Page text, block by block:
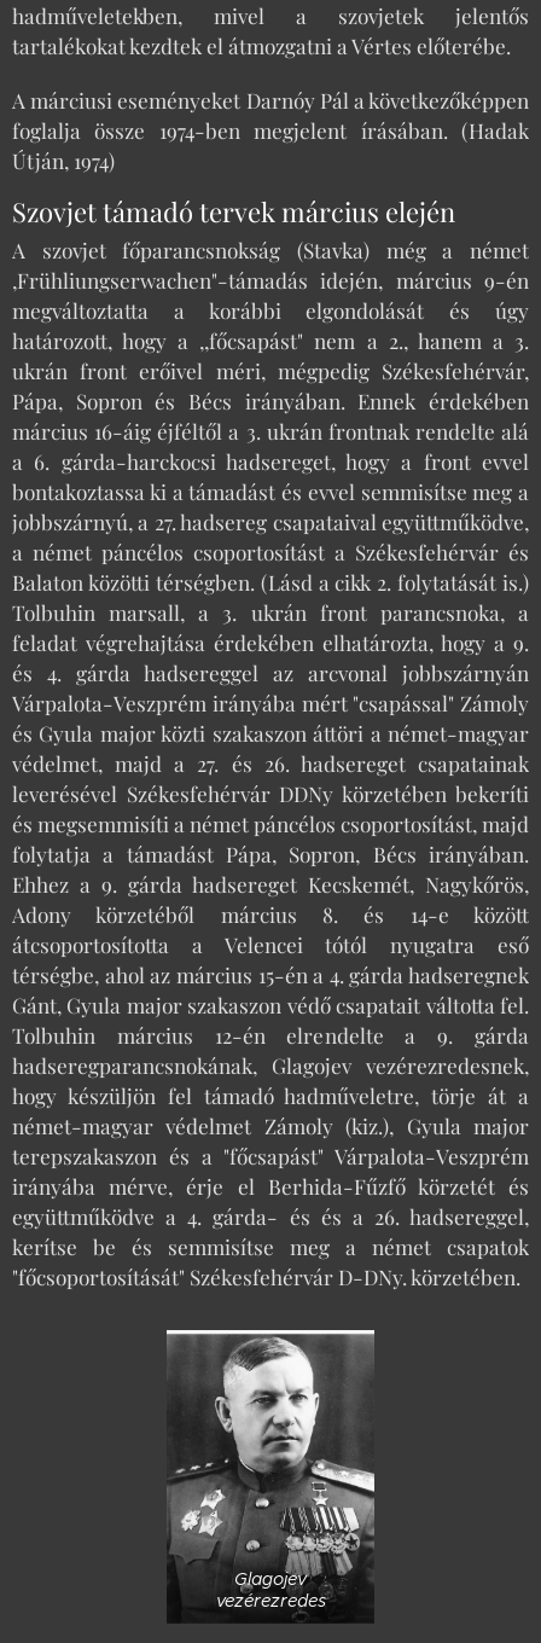
hadműveletekben, mivel a szovjetek jelentős
tartalékokat kezdtek el átmozgatni a Vértes előterébe.
A márciusi eseményeket Darnóy Pál a következőképpen
foglalja össze 1974-ben megjelent írásában. (Hadak
Útján, 1974)
Szovjet támadó tervek március elején
A szovjet főparancsnokság (Stavka) még a német
,Frühliungserwachen"-támadás idején, március 9-én
megváltoztatta a korábbi elgondolását és úgy
határozott, hogy a ,,főcsapást" nem a 2., hanem a 3.
ukrán front erőivel méri, mégpedig Székesfehérvár,
Pápa, Sopron és Bécs irányában. Ennek érdekében
március 16-áig éjféltől a 3. ukrán frontnak rendelte alá
a 6. gárda-harckocsi hadsereget, hogy a front evvel
bontakoztassa ki a támadást és evvel semmisítse meg a
jobbszárnyú, a 27. hadsereg csapataival együttműködve,
a német páncélos csoportosítást a Székesfehérvár és
Balaton közötti térségben. (Lásd a cikk 2. folytatását is.)
Tolbuhin marsall, a 3. ukrán front parancsnoka, a
feladat végrehajtása érdekében elhatározta, hogy a 9.
és 4. gárda hadsereggel az arcvonal jobbszárnyán
Várpalota-Veszprém irányába mért "csapással" Zámoly
és Gyula major közti szakaszon áttöri a német-magyar
védelmet, majd a 27. és 26. hadsereget csapatainak
leverésével Székesfehérvár DDNy körzetében bekeríti
és megsemmisíti a német páncélos csoportosítást, majd
folytatja a támadást Pápa, Sopron, Bécs irányában.
Ehhez a 9. gárda hadsereget Kecskemét, Nagykőrös,
Adony körzetéből március 8. és 14-e között
átcsoportosította a Velencei tótól nyugatra eső
térségbe, ahol az március 15-én a 4. gárda hadseregnek
Gánt, Gyula major szakaszon védő csapatait váltotta fel.
Tolbuhin március 12-én elrendelte a 9. gárda
hadseregparancsnokának, Glagojev vezérezredesnek,
hogy készüljön fel támadó hadműveletre, törje át a
német-magyar védelmet Zámoly (kiz.), Gyula major
terepszakaszon és a "főcsapást" Várpalota-Veszprém
irányába mérve, érje el Berhida-Fűzfő körzetét és
együttműködve a 4. gárda- és és a 26. hadsereggel,
kerítse be és semmisítse meg a német csapatok
"főcsoportosítását" Székesfehérvár D-DNy. körzetében.
Glagojev
vezérezredes